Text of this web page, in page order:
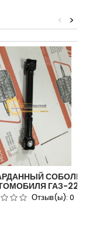
>
<
СОБОЛЬ
ГАЗ-2217
ПРИВОД
Отзыв(ы): 0